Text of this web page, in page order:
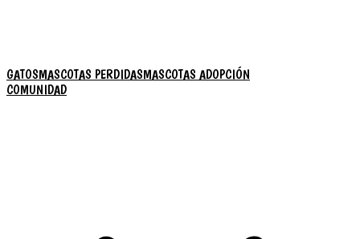
GATOSMASCOTAS PERDIDASMASCOTAS ADOPCIÓN
COMUNIDAD